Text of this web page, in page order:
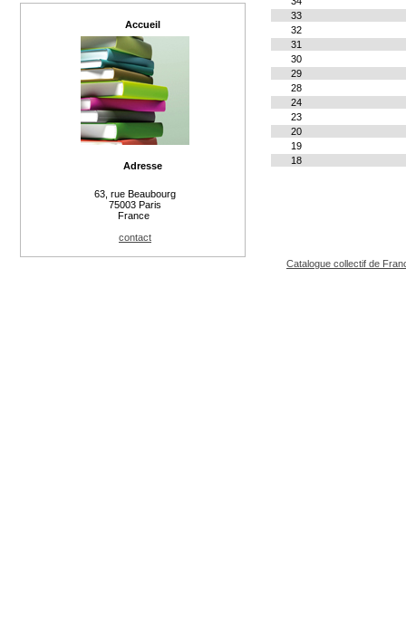
33
32
31
30
29
28
24
23
20
19
18
Catalogue collectif de
Accueil
Adresse
63, rue Beaubourg
75003 Paris
France
contact